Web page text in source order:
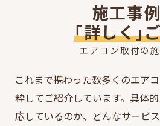
エアコン取付の
施工事
｢詳しく｣
これまで携わった数多くのエア
粋してご紹介しています。具体
応しているのか、どんなサービ